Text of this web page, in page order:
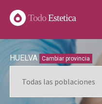
TodoEstetica
HUELVA Cambiar provincia